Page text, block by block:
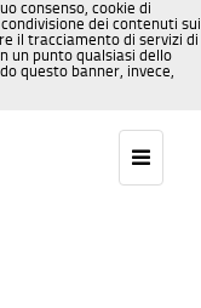
consenso, cookie di
dei contenuti sui
il tracciamento di servizi di
un punto qualsiasi dello
questo banner, invece,